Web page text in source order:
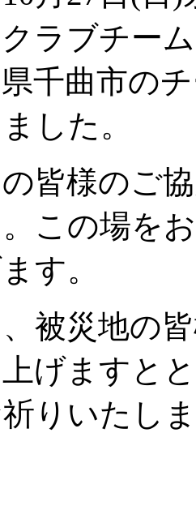
ラブチー
千曲市の
した。
皆様のご
。この場を
す。
被災地の
げますと
りいたし